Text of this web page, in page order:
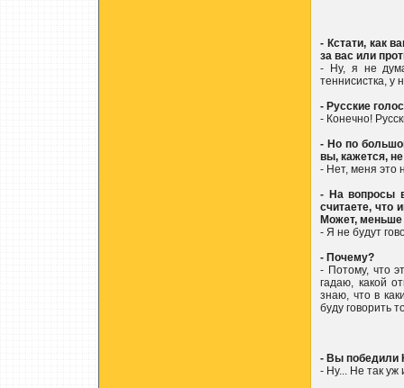
- Кстати, как
за вас или
- Ну, я не
теннисистка, у
- Русские
- Конечно!
- Но по
вы, кажется,
- Нет, меня это
- На вопросы
считаете, что
Может, меньше
- Я не будут
- Почему?
- Потому, что
гадаю, какой
знаю, что в
буду говорить
- Вы победили
- Ну... Не так уж